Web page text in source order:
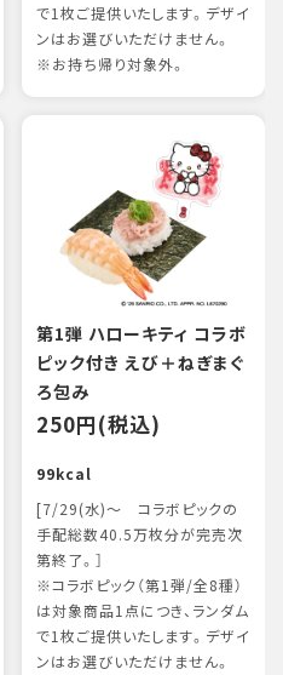
で1枚ご提供いたします。デザイ
ンはお選びいただけません。
※お持ち帰り対象外。
第1弾 ハローキティ コラボ
ピック付き えび＋ねぎまぐ
ろ包み
250円(税込)
99kcal
[7/29(水)～ コラボピックの
手配総数40.5万枚分が完売次
第終了。］
※コラボピック（第1弾/全8種）
は対象商品1点につき、ランダム
で1枚ご提供いたします。デザイ
ンはお選びいただけません。